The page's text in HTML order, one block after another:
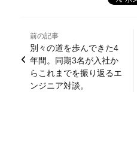
前の記事
別々の道を歩んできた4
年間。同期3名が入社か
らこれまでを振り返るエ
ンジニア対談。